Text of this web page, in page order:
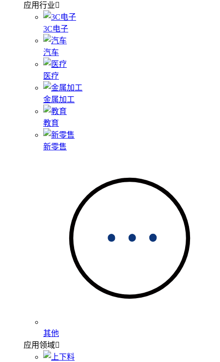
应用行业
3C电子
汽车
医疗
金属加工
教育
新零售
其他
应用领域